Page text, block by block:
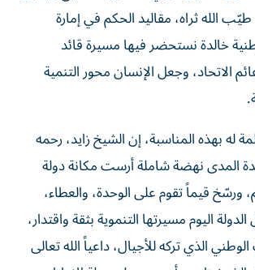
الله ثراه، مقاليد الحكم في إمارة
خالدة نستحضر فيها مسيرة قائد
الاتحاد، وجعل الإنسان محور التنمية
له بهذه المناسبة، إن الشيخ زايد، رحمه
المدى نهضة شاملة أرست مكانة دولة
ورسّخ قيماً تقوم على الوحدة، والعطاء،
اليوم مسيرتها التنموية بثقة واقتدار،
الذي تركه للأجيال، داعياً الله تعالى